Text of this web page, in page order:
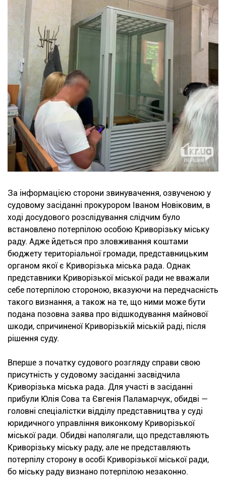
За інформацією сторони звинувачення, озвученою у
судовому засіданні прокурором Іваном Новіковим, в
ході досудового розслідування слідчим було
встановлено потерпілою особою Криворізьку міську
раду. Адже йдеться про зловживання коштами
бюджету територіальної громади, представницьким
органом якої є Криворізька міська рада. Однак
представники Криворізької міської ради не вважали
себе потерпілою стороною, вказуючи на передчасність
такого визнання, а також на те, що ними може бути
подана позовна заява про відшкодування майнової
шкоди, спричиненої Криворізькій міській раді, після
рішення суду.
Вперше з початку судового розгляду справи свою
присутність у судовому засіданні засвідчила
Криворізька міська рада. Для участі в засіданні
прибули Юлія Сова та Євгенія Паламарчук, обидві —
головні спеціалістки відділу представництва у суді
юридичного управління виконкому Криворізької
міської ради. Обидві наполягали, що представляють
Криворізьку міську раду, але не представляють
потерпілу сторону в особі Криворізької міської ради,
бо міську раду визнано потерпілою незаконно.